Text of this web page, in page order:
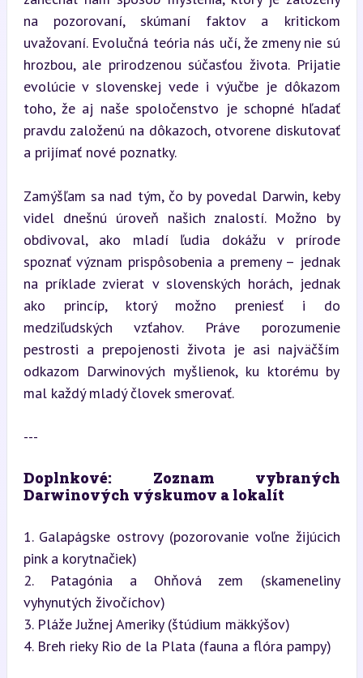
na pozorovaní, skúmaní faktov a kritickom
uvažovaní. Evolučná teória nás učí, že zmeny nie sú
hrozbou, ale prirodzenou súčasťou života. Prijatie
evolúcie v slovenskej vede i výučbe je dôkazom
toho, že aj naše spoločenstvo je schopné hľadať
pravdu založenú na dôkazoch, otvorene diskutovať
a prijímať nové poznatky.
Zamýšľam sa nad tým, čo by povedal Darwin, keby
videl dnešnú úroveň našich znalostí. Možno by
obdivoval, ako mladí ľudia dokážu v prírode
spoznať význam prispôsobenia a premeny – jednak
na príklade zvierat v slovenských horách, jednak
ako princíp, ktorý možno preniesť i do
medziľudských vzťahov. Práve porozumenie
pestrosti a prepojenosti života je asi najväčším
odkazom Darwinových myšlienok, ku ktorému by
mal každý mladý človek smerovať.
---
Doplnkové: Zoznam vybraných
Darwinových výskumov a lokalít
1. Galapágske ostrovy (pozorovanie voľne žijúcich
pink a korytnačiek)
2. Patagónia a Ohňová zem (skameneliny
vyhynutých živočíchov)
3. Pláže Južnej Ameriky (štúdium mäkkýšov)
4. Breh rieky Rio de la Plata (fauna a flóra pampy)